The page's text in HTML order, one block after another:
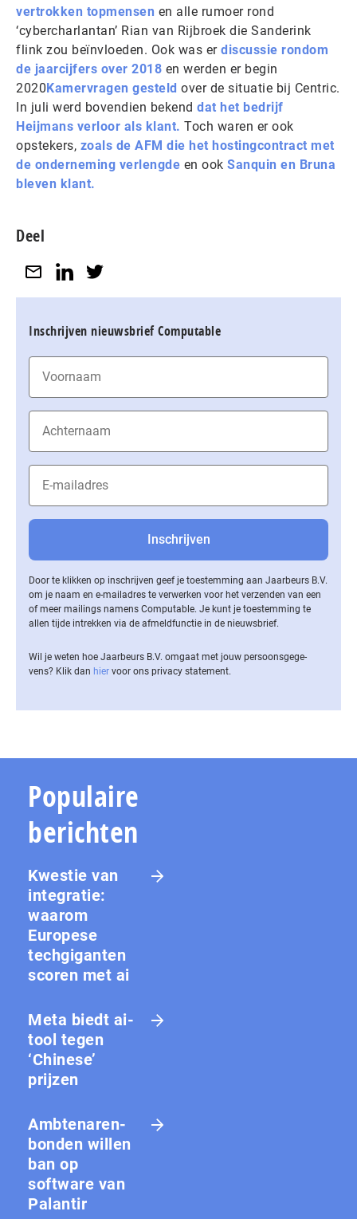
vertrokken topmensen en alle rumoer rond
‘cybercharlantan’ Rian van Rijbroek die Sanderink
flink zou beïnvloeden. Ook was er discussie rondom
de jaarcijfers over 2018 en werden er begin
2020 Kamervragen gesteld over de situatie bij Centric.
In juli werd bovendien bekend dat het bedrijf
Heijmans verloor als klant. Toch waren er ook
opstekers, zoals de AFM die het hostingcontract met
de onderneming verlengde en ook Sanquin en Bruna
bleven klant.
Deel
Inschrijven nieuwsbrief Computable
Door te klikken op inschrijven geef je toestemming aan Jaarbeurs B.V.
om je naam en e-mailadres te verwerken voor het verzenden van een
of meer mailings namens Computable. Je kunt je toestemming te
allen tijde intrekken via de af­meld­func­tie in de nieuwsbrief.
Wil je weten hoe Jaarbeurs B.V. omgaat met jouw per­soons­ge­ge­
vens? Klik dan hier voor ons privacy statement.
Populaire
berichten
Kwestie van
integratie:
waarom
Europese
techgiganten
scoren met ai
Meta biedt ai-
tool tegen
‘Chinese’
prijzen
Amb­te­na­ren­
bon­den willen
ban op
software van
Palantir